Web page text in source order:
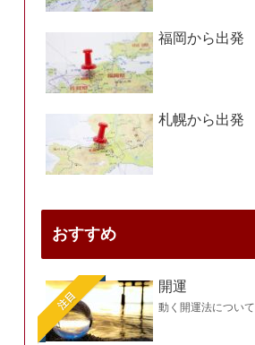
福岡から出発
札幌から出発
おすすめ
注目
開運
動く開運法について